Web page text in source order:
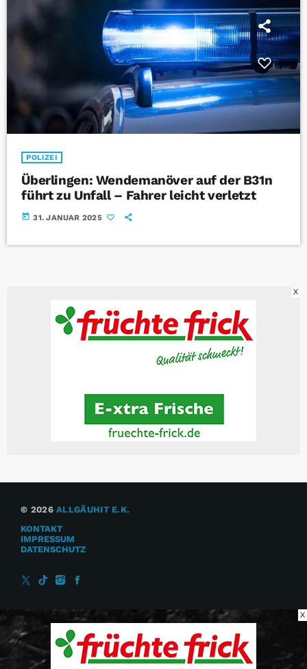
POLIZEI
Überlingen: Wendemanöver auf der B31n
führt zu Unfall – Fahrer leicht verletzt
today 31. JANUAR 2025
X
© 2026ALLGÄUHIT E.K.
KONTAKT
IMPRESSUM
DATENSCHUTZ
X